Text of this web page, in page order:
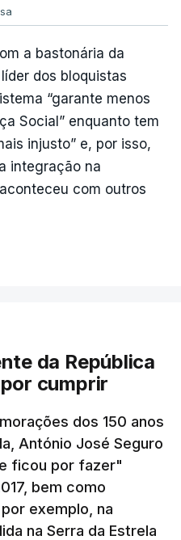
a bastonária da
dos bloquistas
“garante menos
Social” enquanto tem
injusto” e, por isso,
integração na
com outros
da República
cumprir
dos 150 anos
António José Seguro
ficou por fazer"
bem como
exemplo, na
na Serra da Estrela